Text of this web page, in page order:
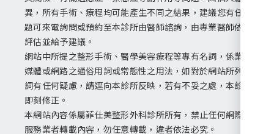
異，所有手術、療程均可能產生不同之結果，建議您有任何問
題可來電詢問或預約至本診所由醫師諮詢，由專業醫師依個案
評估並給予建議。
網站中所提之整形手術、醫學美容療程等專有名詞，係業界、
媒體或網路之通俗用詞或常態性之用法，如對於網站所列之名
詞有任何疑慮，請逕向本診所反映，若有不妥之處，本診所將
即刻修正。
本網站內容係屬菲仕美整形外科診所所有，禁止任何網際網路
服務業者轉載內容，勿任意轉載，違者依法必究。